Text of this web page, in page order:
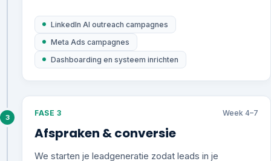
LinkedIn AI outreach campagnes
Meta Ads campagnes
Dashboarding en systeem inrichten
3 FASE 3 Week 4–7
Afspraken & conversie
We starten je leadgeneratie zodat leads in je